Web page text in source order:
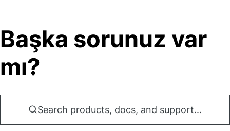
Başka sorunuz var
mı?
Search products, docs, and support...